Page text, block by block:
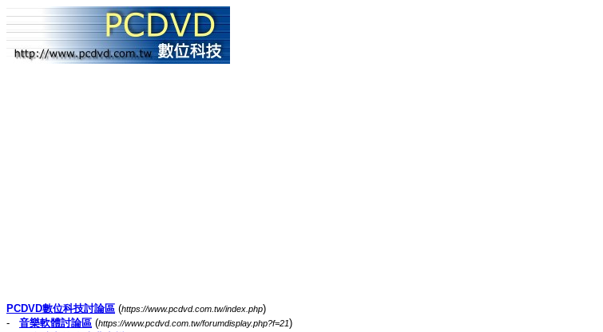
PCDVD數位科技討論區 (https://www.pcdvd.com.tw/index.php)
- 音樂軟體討論區 (https://www.pcdvd.com.tw/forumdisplay.php?f=21)